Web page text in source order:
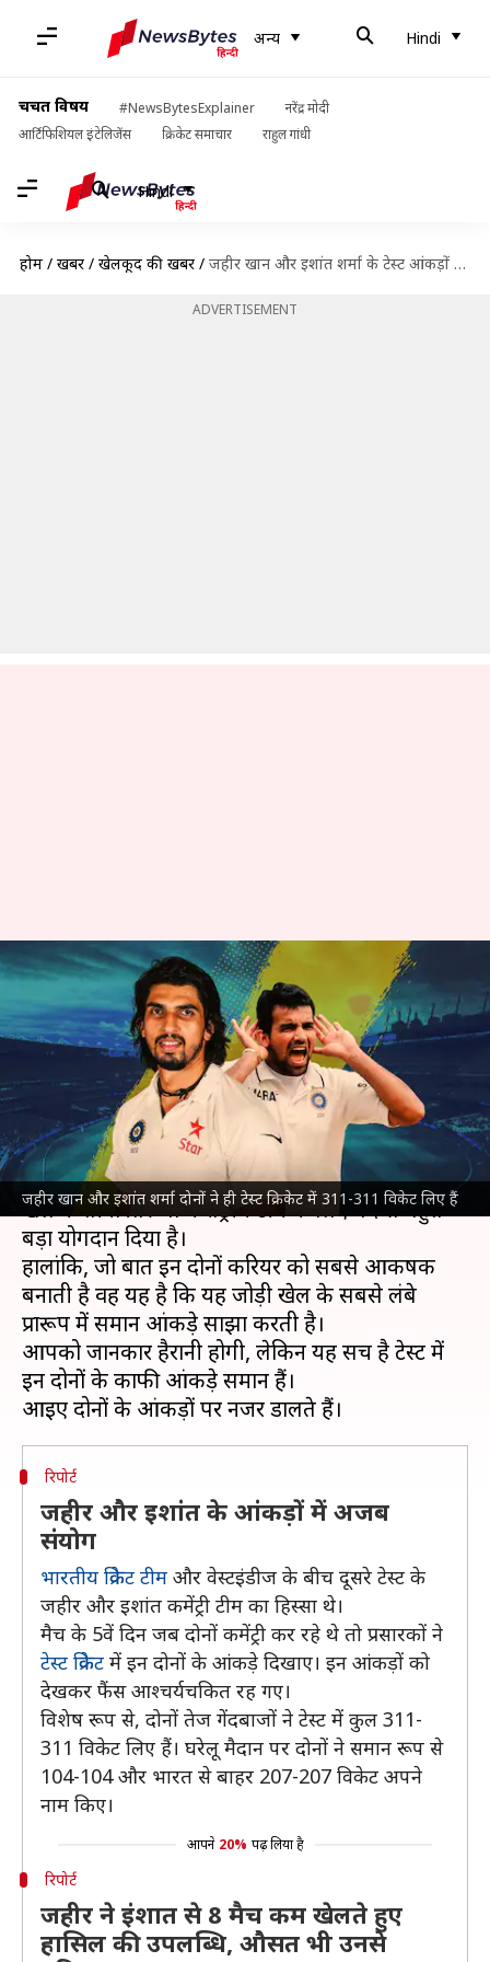
अन्य Hindi
चर्चित विषय #NewsBytesExplainer
नरेंद्र मोदी
आर्टिफिशियल इंटेलिजेंस
क्रिकेट समाचार राहुल गांधी
Hindi
होम / खबरें / खेलकूद की खबरें / जहीर खान और इशांत शर्मा के टेस्ट आंकड़ों में गजब संयोग, जानिए दोनों के दिलचस्प आंकड़े
ADVERTISEMENT
जहीर खान और इशांत शर्मा दोनों ने ही टेस्ट क्रिकेट में 311-311 विकेट लिए हैं
जहीर खान और इशांत शर्मा के टेस्ट
आंकड़ों में गजब संयोग, जानिए दोनों
के दिलचस्प आंकड़े
मनोज शर्मा Jul 25, 2023 01:30 pm
क्या है खबर?
भारत के पूर्व तेज गेंदबाजजहीर खानऔरइशांत शर्माने
खेल के तीनों प्रारूपों में राष्ट्रीय टीम के लिए गेंद से बहुत
बड़ा योगदान दिया है।
हालांकि, जो बात इन दोनों करियर को सबसे आकर्षक
बनाती है वह यह है कि यह जोड़ी खेल के सबसे लंबे
प्रारूप में समान आंकड़े साझा करती है।
आपको जानकार हैरानी होगी, लेकिन यह सच है टेस्ट में
इन दोनों के काफी आंकड़े समान हैं।
रिपोर्ट
जहीर और इशांत के आंकड़ों में अजब
संयोग
भारतीय क्रिकेट टीम और वेस्टइंडीज के बीच दूसरे टेस्ट के
जहीर और इशांत कमेंट्री टीम का हिस्सा थे।
मैच के 5वें दिन जब दोनों कमेंट्री कर रहे थे तो प्रसारकों ने
टेस्ट क्रिकेट में इन दोनों के आंकड़े दिखाए। इन आंकड़ों को
देखकर फैंस आश्चर्यचकित रह गए।
विशेष रूप से, दोनों तेज गेंदबाजों ने टेस्ट में कुल 311-
311 विकेट लिए हैं। घरेलू मैदान पर दोनों ने समान रूप से
104-104 और भारत से बाहर 207-207 विकेट अपने
नाम किए।
आपने 20% पढ़ लिया है
रिपोर्ट
जहीर ने इंशात से 8 मैच कम खेलते हुए
हासिल की उपलब्धि, औसत भी उनसे